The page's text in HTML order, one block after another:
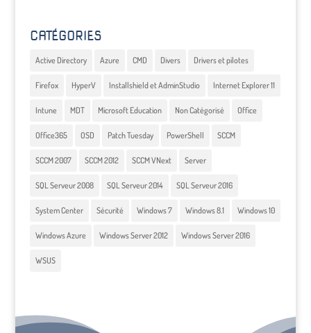
CATÉGORIES
Active Directory Azure CMD Divers Drivers et pilotes
Firefox HyperV Installshield et AdminStudio Internet Explorer 11
Intune MDT Microsoft Education Non Catégorisé Office
Office365 OSD Patch Tuesday PowerShell SCCM
SCCM 2007 SCCM 2012 SCCM VNext Server
SQL Serveur 2008 SQL Serveur 2014 SQL Serveur 2016
System Center Sécurité Windows 7 Windows 8.1 Windows 10
Windows Azure Windows Server 2012 Windows Server 2016
WSUS